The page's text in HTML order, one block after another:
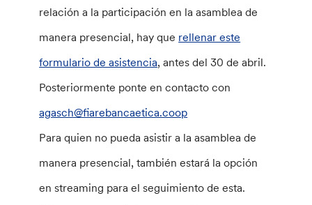
relación a la participación en la asamblea de
manera presencial, hay que rellenar este
formulario de asistencia, antes del 30 de abril.
Posteriormente ponte en contacto con
agasch@fiarebancaetica.coop
Para quien no pueda asistir a la asamblea de
manera presencial, también estará la opción
en streaming para el seguimiento de esta.